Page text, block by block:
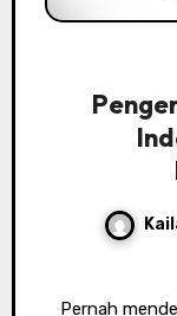
Pernah mendengar istilah tentang reformasi pajak